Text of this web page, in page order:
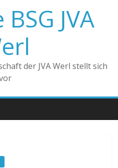
JVA
der JVA Werl stellt sich